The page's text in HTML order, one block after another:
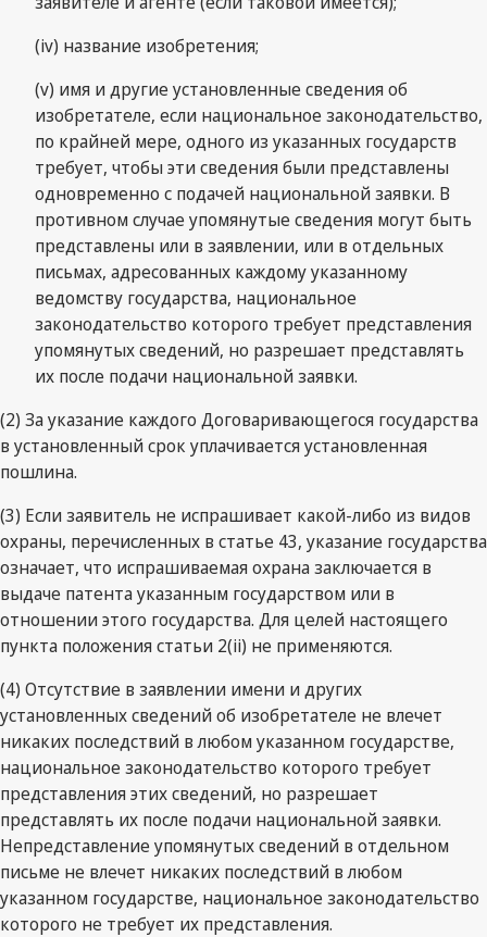
(iv) название изобретения;
(v) имя и другие установленные сведения об
изобретателе, если национальное законодательство,
по крайней мере, одного из указанных государств
требует, чтобы эти сведения были представлены
одновременно с подачей национальной заявки. В
противном случае упомянутые сведения могут быть
представлены или в заявлении, или в отдельных
письмах, адресованных каждому указанному
ведомству государства, национальное
законодательство которого требует представления
упомянутых сведений, но разрешает представлять
их после подачи национальной заявки.
(2) За указание каждого Договаривающегося государства
в установленный срок уплачивается установленная
пошлина.
(3) Если заявитель не испрашивает какой-либо из видов
охраны, перечисленных в статье 43, указание государства
означает, что испрашиваемая охрана заключается в
выдаче патента указанным государством или в
отношении этого государства. Для целей настоящего
пункта положения статьи 2(ii) не применяются.
(4) Отсутствие в заявлении имени и других
установленных сведений об изобретателе не влечет
никаких последствий в любом указанном государстве,
национальное законодательство которого требует
представления этих сведений, но разрешает
представлять их после подачи национальной заявки.
Непредставление упомянутых сведений в отдельном
письме не влечет никаких последствий в любом
указанном государстве, национальное законодательство
которого не требует их представления.